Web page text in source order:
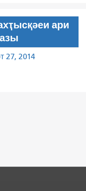
ари
27, 2014